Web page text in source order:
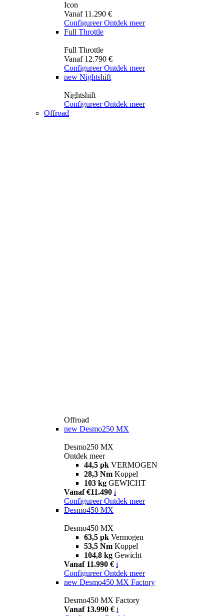
Icon
Vanaf 11.290 €
Configureer Ontdek meer
Full Throttle
Full Throttle
Vanaf 12.790 €
Configureer Ontdek meer
new Nightshift
Nightshift
Configureer Ontdek meer
Offroad
Offroad
new Desmo250 MX
Desmo250 MX
Ontdek meer
44,5 pk VERMOGEN
28,3 Nm Koppel
103 kg GEWICHT
Vanaf €11.490 i
Configureer Ontdek meer
Desmo450 MX
Desmo450 MX
63,5 pk Vermogen
53,5 Nm Koppel
104,8 kg Gewicht
Vanaf 11.990 € i
Configureer Ontdek meer
new Desmo450 MX Factory
Desmo450 MX Factory
Vanaf 13.990 € i